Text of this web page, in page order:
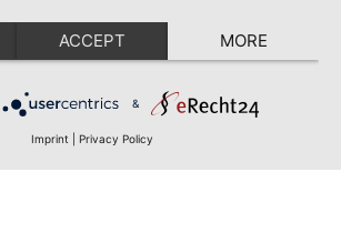
ACCEPT MORE
&
Imprint Privacy Policy